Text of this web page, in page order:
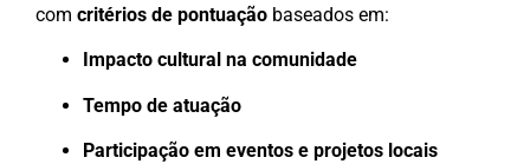
com critérios de pontuação baseados em:
Impacto cultural na comunidade
Tempo de atuação
Participação em eventos e projetos locais